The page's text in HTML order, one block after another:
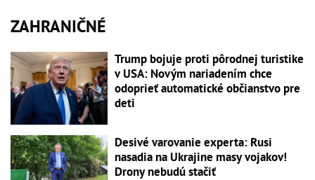
ZAHRANIČNÉ
Trump bojuje proti pôrodnej turistike
v USA: Novým nariadením chce
odoprieť automatické občianstvo pre
deti
Desivé varovanie experta: Rusi
nasadia na Ukrajine masy vojakov!
Drony nebudú stačiť